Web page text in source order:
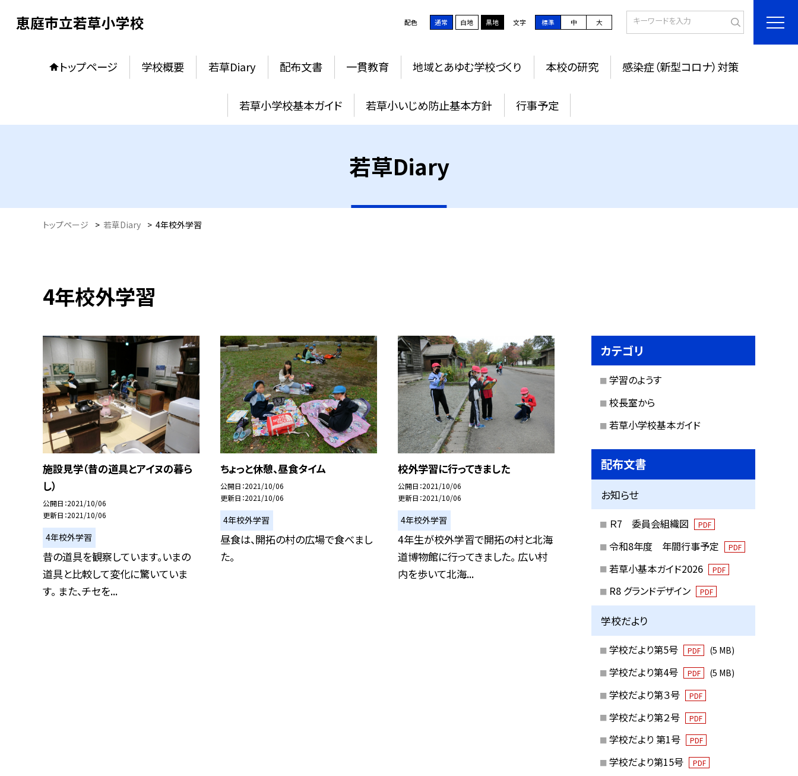
恵庭市立若草小学校 配色 通常 白地 黒地 文字 標準 中 大
トップページ 学校概要 若草Diary 配布文書 一貫教育 地域とあゆむ学校づくり 本校の研究 感染症（新型コロナ）対策
若草小学校基本ガイド 若草小いじめ防止基本方針 行事予定
若草Diary
トップページ > 若草Diary > 4年校外学習
4年校外学習
施設見学（昔の道具とアイヌの暮ら
し）
公開日 2021/10/06
更新日 2021/10/06
4年校外学習
昔の道具を観察しています。いまの
道具と比較して変化に驚いていま
す。 また、チセを...
ちょっと休憩、昼食タイム
公開日 2021/10/06
更新日 2021/10/06
4年校外学習
昼食は、開拓の村の広場で食べまし
た。
校外学習に行ってきました
公開日 2021/10/06
更新日 2021/10/06
4年校外学習
4年生が校外学習で開拓の村と北海
道博物館に行ってきました。 広い村
内を歩いて北海...
カテゴリ
学習のようす
校長室から
若草小学校基本ガイド
配布文書
お知らせ
Ｒ7 委員会組織図 PDF
令和8年度 年間行事予定 PDF
若草小基本ガイド2026 PDF
R8 グランドデザイン PDF
学校だより
学校だより第5号 PDF (5 MB)
学校だより第4号 PDF (5 MB)
学校だより第３号 PDF
学校だより第２号 PDF
学校だより 第1号 PDF
学校だより第15号 PDF